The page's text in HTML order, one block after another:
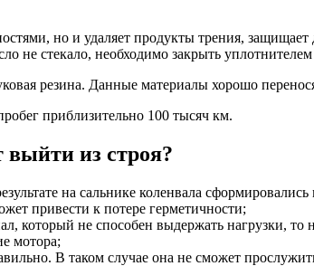
но и удаляет продукты трения,
не стекало, необходимо закрыть уплотнителем
резина. Данные материалы хорошо
приблизительно 100 тысяч км.
выйти из строя?
на сальнике коленвала
привести к потере герметичности;
который не способен выдержать нагрузки, то
мотора;
В таком случае она не сможет